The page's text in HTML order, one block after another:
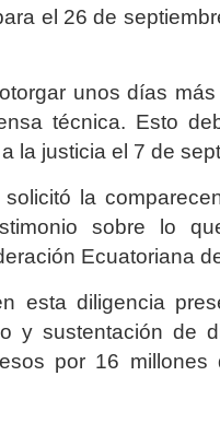
el 26 de
unos días
técnica. Esto
la justicia el 7 de
la
sobre lo
Ecuatoriana
esta diligencia
y sustentación de
por 16 millones